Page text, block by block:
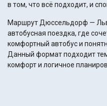
в том, что всё подходит, и
Маршрут Дюссельдорф —
автобусная поездка, где
комфортный автобус и
Данный формат подходит
комфорт и логичное